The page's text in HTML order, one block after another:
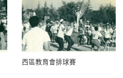
西區教育會排球賽